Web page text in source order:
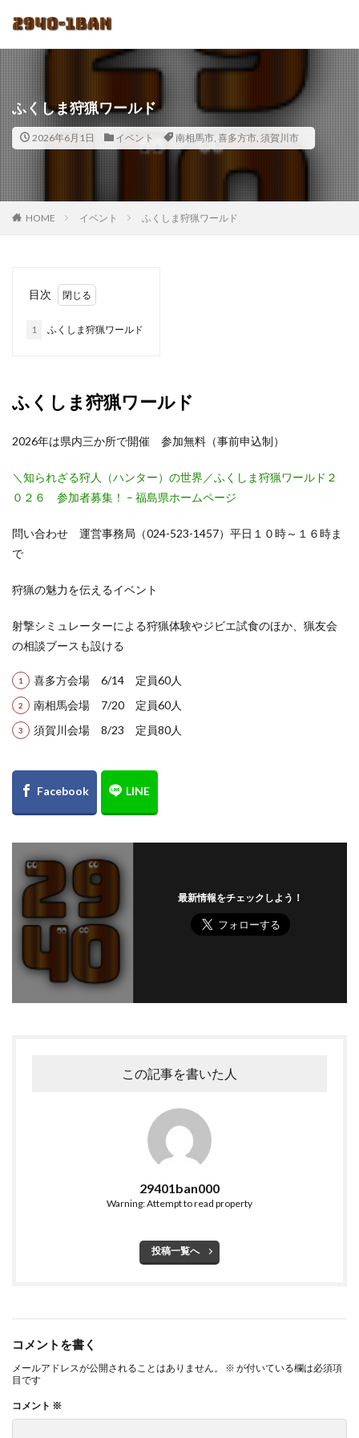
ふくしま狩猟ワールド
2026年6月1日 イベント 南相馬市, 喜多方市, 須賀川市
HOME イベント ふくしま狩猟ワールド
目次
1 ふくしま狩猟ワールド
ふくしま狩猟ワールド
2026年は県内三か所で開催 参加無料（事前申込制）
＼知られざる狩人（ハンター）の世界／ふくしま狩猟ワールド２
０２６ 参加者募集！ – 福島県ホームページ
問い合わせ 運営事務局（024-523-1457）平日１０時～１６時ま
で
狩猟の魅力を伝えるイベント
射撃シミュレーターによる狩猟体験やジビエ試食のほか、猟友会
の相談ブースも設ける
喜多方会場 6/14 定員60人
南相馬会場 7/20 定員60人
須賀川会場 8/23 定員80人
最新情報をチェックしよう！
この記事を書いた人
29401ban000
Warning: Attempt to read property
投稿一覧へ
コメントを書く
メールアドレスが公開されることはありません。 ※ が付いている欄は必須項
目です
コメント ※